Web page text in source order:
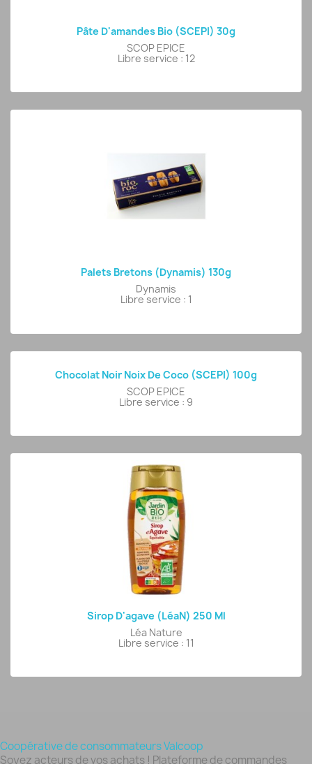
Pâte D'amandes Bio (SCEPI) 30g
SCOP EPICE
Libre service : 12
Palets Bretons (Dynamis) 130g
Dynamis
Libre service : 1
Chocolat Noir Noix De Coco (SCEPI) 100g
SCOP EPICE
Libre service : 9
Sirop D'agave (LéaN) 250 Ml
Léa Nature
Libre service : 11
Coopérative de consommateurs Valcoop
Soyez acteurs de vos achats ! Plateforme de commandes